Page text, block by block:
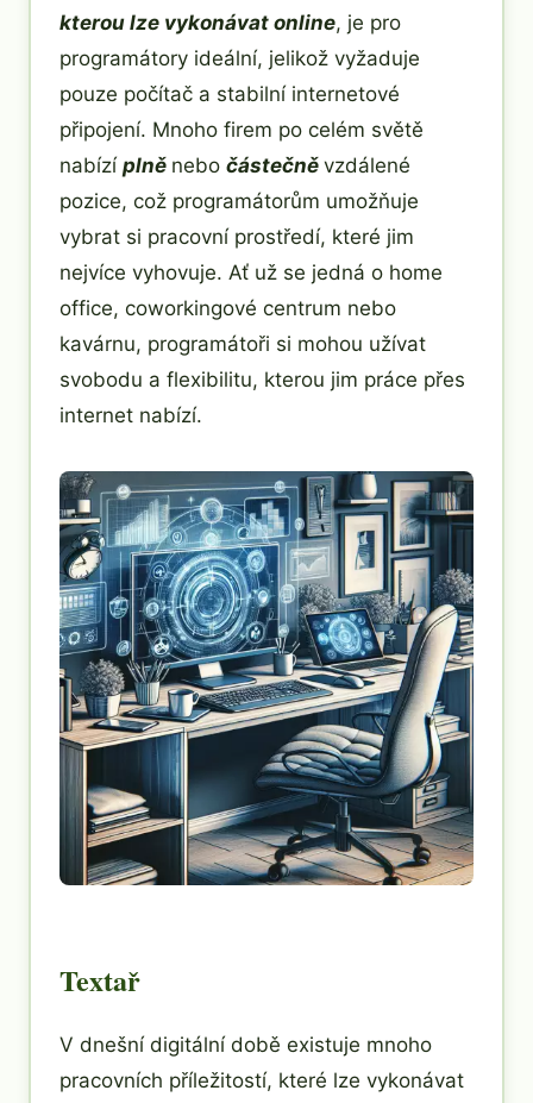
kterou lze vykonávat online, je pro
programátory ideální, jelikož vyžaduje
pouze počítač a stabilní internetové
připojení. Mnoho firem po celém světě
nabízí plně nebo částečně vzdálené
pozice, což programátorům umožňuje
vybrat si pracovní prostředí, které jim
nejvíce vyhovuje. Ať už se jedná o home
office, coworkingové centrum nebo
kavárnu, programátoři si mohou užívat
svobodu a flexibilitu, kterou jim práce přes
internet nabízí.
Textař
V dnešní digitální době existuje mnoho
pracovních příležitostí, které lze vykonávat